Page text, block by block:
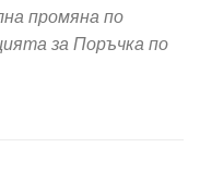
промяна по
за Поръчка по